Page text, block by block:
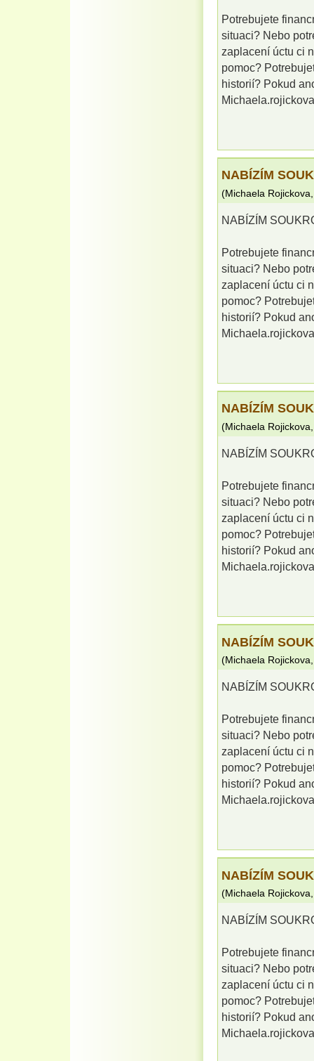
Potrebujete
situaci? Nebo
zaplacení úctu ci
pomoc?
historií? Pokud
NABÍZÍM
(Michaela Rojickova
NABÍZÍM
Potrebujete
situaci? Nebo
zaplacení úctu ci
pomoc?
historií? Pokud
NABÍZÍM
(Michaela Rojickova
NABÍZÍM
Potrebujete
situaci? Nebo
zaplacení úctu ci
pomoc?
historií? Pokud
NABÍZÍM
(Michaela Rojickova
NABÍZÍM
Potrebujete
situaci? Nebo
zaplacení úctu ci
pomoc?
historií? Pokud
NABÍZÍM
(Michaela Rojickova
NABÍZÍM
Potrebujete
situaci? Nebo
zaplacení úctu ci
pomoc?
historií? Pokud